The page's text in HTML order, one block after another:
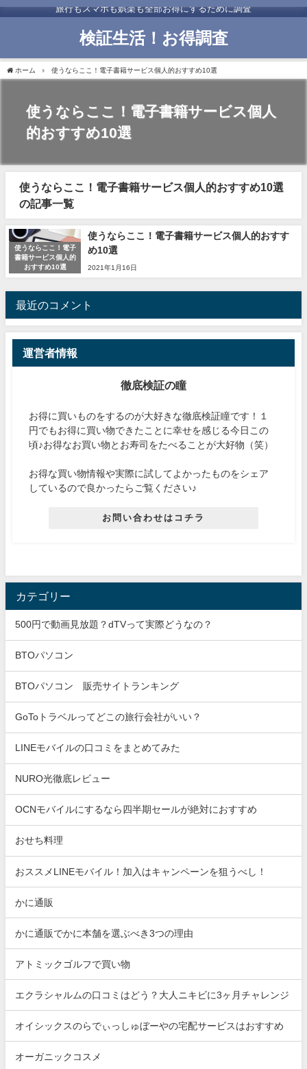
旅行もスマホも娯楽も全部お得にするために調査
検証生活！お得調査
ホーム 使うならここ！電子書籍サービス個人的おすすめ10選
使うならここ！電子書籍サービス個人
的おすすめ10選
使うならここ！電子書籍サービス個人的おすすめ10選
の記事一覧
使うならここ！電子
書籍サービス個人的
おすすめ10選
使うならここ！電子書籍サービス個人的おすす
め10選
2021年1月16日
最近のコメント
運営者情報
徹底検証の瞳
お得に買いものをするのが大好きな徹底検証瞳です！１
円でもお得に買い物できたことに幸せを感じる今日この
頃♪お得なお買い物とお寿司をたべることが大好物（笑）
お得な買い物情報や実際に試してよかったものをシェア
しているので良かったらご覧ください♪
お問い合わせはコチラ
カテゴリー
500円で動画見放題？dTVって実際どうなの？
BTOパソコン
BTOパソコン 販売サイトランキング
GoToトラベルってどこの旅行会社がいい？
LINEモバイルの口コミをまとめてみた
NURO光徹底レビュー
OCNモバイルにするなら四半期セールが絶対におすすめ
おせち料理
おススメLINEモバイル！加入はキャンペーンを狙うべし！
かに通販
かに通販でかに本舗を選ぶべき3つの理由
アトミックゴルフで買い物
エクラシャルムの口コミはどう？大人ニキビに3ヶ月チャレンジ
オイシックスのらでぃっしゅぼーやの宅配サービスはおすすめ
オーガニックコスメ